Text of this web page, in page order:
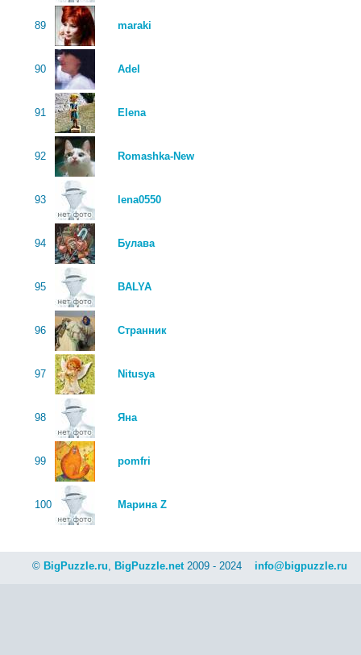
89 maraki
90 Adel
91 Elena
92 Romashka-New
93 lena0550
94 Булава
95 BALYA
96 Странник
97 Nitusya
98 Яна
99 pomfri
100 Марина Z
© BigPuzzle.ru, BigPuzzle.net2009 - 2024 info@bigpuzzle.ru